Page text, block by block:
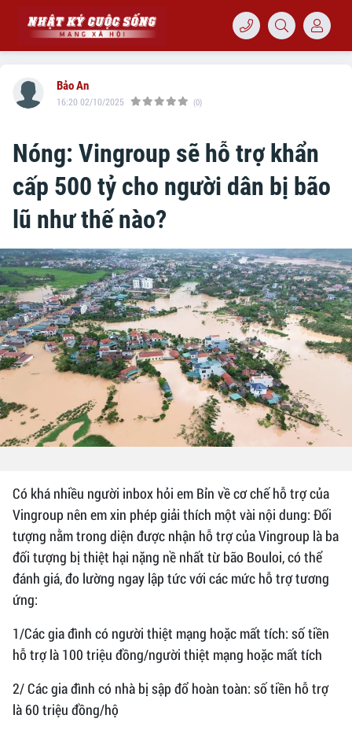
Nóng: Vingroup sẽ hỗ trợ khẩn
cấp 500 tỷ cho người dân bị bão
lũ như thế nào?
Bảo An
16:20 02/10/2025 (0)
Có khá nhiều người inbox hỏi em Bỉn về cơ chế hỗ trợ của
Vingroup nên em xin phép giải thích một vài nội dung: Đối
tượng nằm trong diện được nhận hỗ trợ của Vingroup là ba
đối tượng bị thiệt hại nặng nề nhất từ bão Bouloi, có thể
đánh giá, đo lường ngay lập tức với các mức hỗ trợ tương
ứng:
1/Các gia đình có người thiệt mạng hoặc mất tích: số tiền
hỗ trợ là 100 triệu đồng/người thiệt mạng hoặc mất tích
2/ Các gia đình có nhà bị sập đổ hoàn toàn: số tiền hỗ trợ
là 60 triệu đồng/hộ